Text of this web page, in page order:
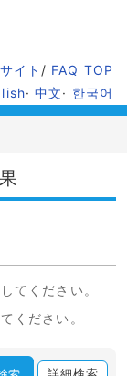
イト / FAQ TOP
·中文· 한국어
てください。
ください。
詳細検索